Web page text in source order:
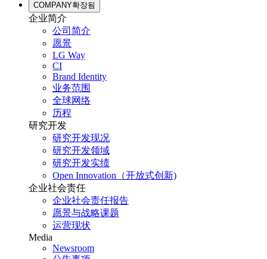
COMPANY확장됨
企业简介
公司简介
愿景
LG Way
CI
Brand Identity
业务范围
全球网络
历程
研究开发
研究开发现况
研究开发领域
研究开发实绩
Open Innovation（开放式创新)
企业社会责任
企业社会责任报告
愿景与战略课题
运营现状
Media
Newsroom